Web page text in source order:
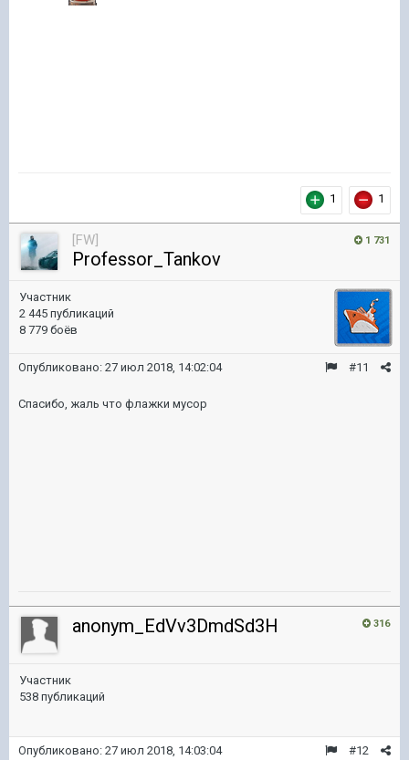
1 1
1 731
[FW]
Professor_Tankov
Участник
2 445 публикаций
8 779 боёв
#11
Опубликовано: 27 июл 2018, 14:02:04
Спасибо, жаль что флажки мусор
316
anonym_EdVv3DmdSd3H
Участник
538 публикаций
#12
Опубликовано: 27 июл 2018, 14:03:04